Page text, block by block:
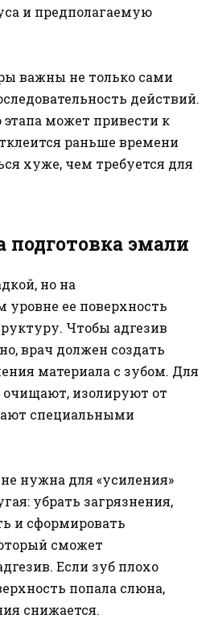
и предполагаемую
важны не только сами
действий.
может привести к
раньше времени
хуже, чем требуется для
эмали
но на
уровне ее поверхность
Чтобы адгезив
врач должен создать
материала с зубом. Для
очищают, изолируют от
специальными
нужна для «усиления»
убрать загрязнения,
и сформировать
сможет
Если зуб плохо
попала слюна,
снижается.